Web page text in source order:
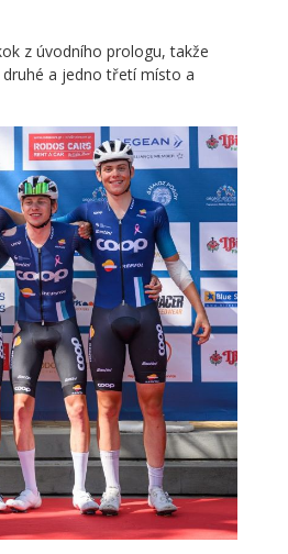
z úvodního prologu, takže
a jedno třetí místo a